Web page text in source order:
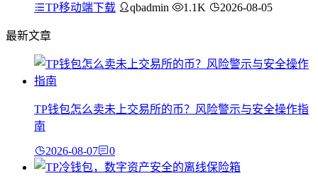
TP移动端下载 qbadmin 1.1K 2026-08-05
最新文章
TP钱包怎么卖未上交易所的币？风险警示与安全操作指
南
2026-08-07 0